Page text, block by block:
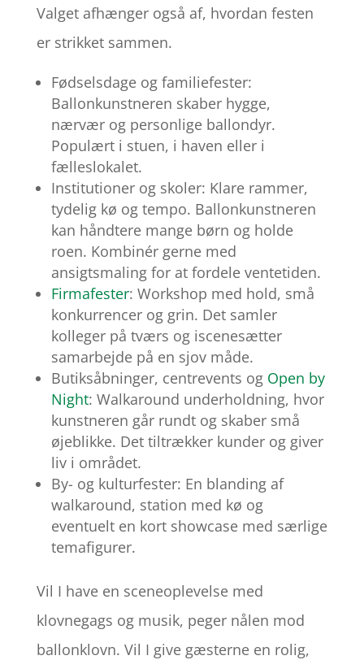
Valget afhænger også af, hvordan festen
er strikket sammen.
Fødselsdage og familiefester:
Ballonkunstneren skaber hygge,
nærvær og personlige ballondyr.
Populært i stuen, i haven eller i
fælleslokalet.
Institutioner og skoler: Klare rammer,
tydelig kø og tempo. Ballonkunstneren
kan håndtere mange børn og holde
roen. Kombinér gerne med
ansigtsmaling for at fordele ventetiden.
Firmafester: Workshop med hold, små
konkurrencer og grin. Det samler
kolleger på tværs og iscenesætter
samarbejde på en sjov måde.
Butiksåbninger, centrevents og Open by
Night: Walkaround underholdning, hvor
kunstneren går rundt og skaber små
øjeblikke. Det tiltrækker kunder og giver
liv i området.
By- og kulturfester: En blanding af
walkaround, station med kø og
eventuelt en kort showcase med særlige
temafigurer.
Vil I have en sceneoplevelse med
klovnegags og musik, peger nålen mod
ballonklovn. Vil I give gæsterne en rolig,